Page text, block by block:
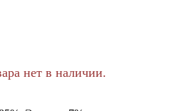
нет в наличии.